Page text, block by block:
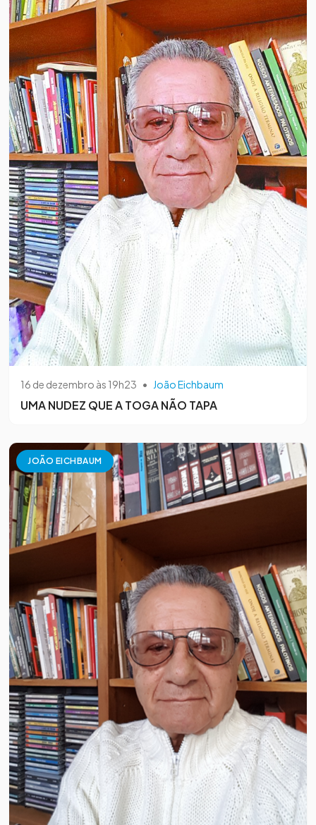
16 de dezembro às 19h23 • João Eichbaum
UMA NUDEZ QUE A TOGA NÃO TAPA
JOÃO EICHBAUM